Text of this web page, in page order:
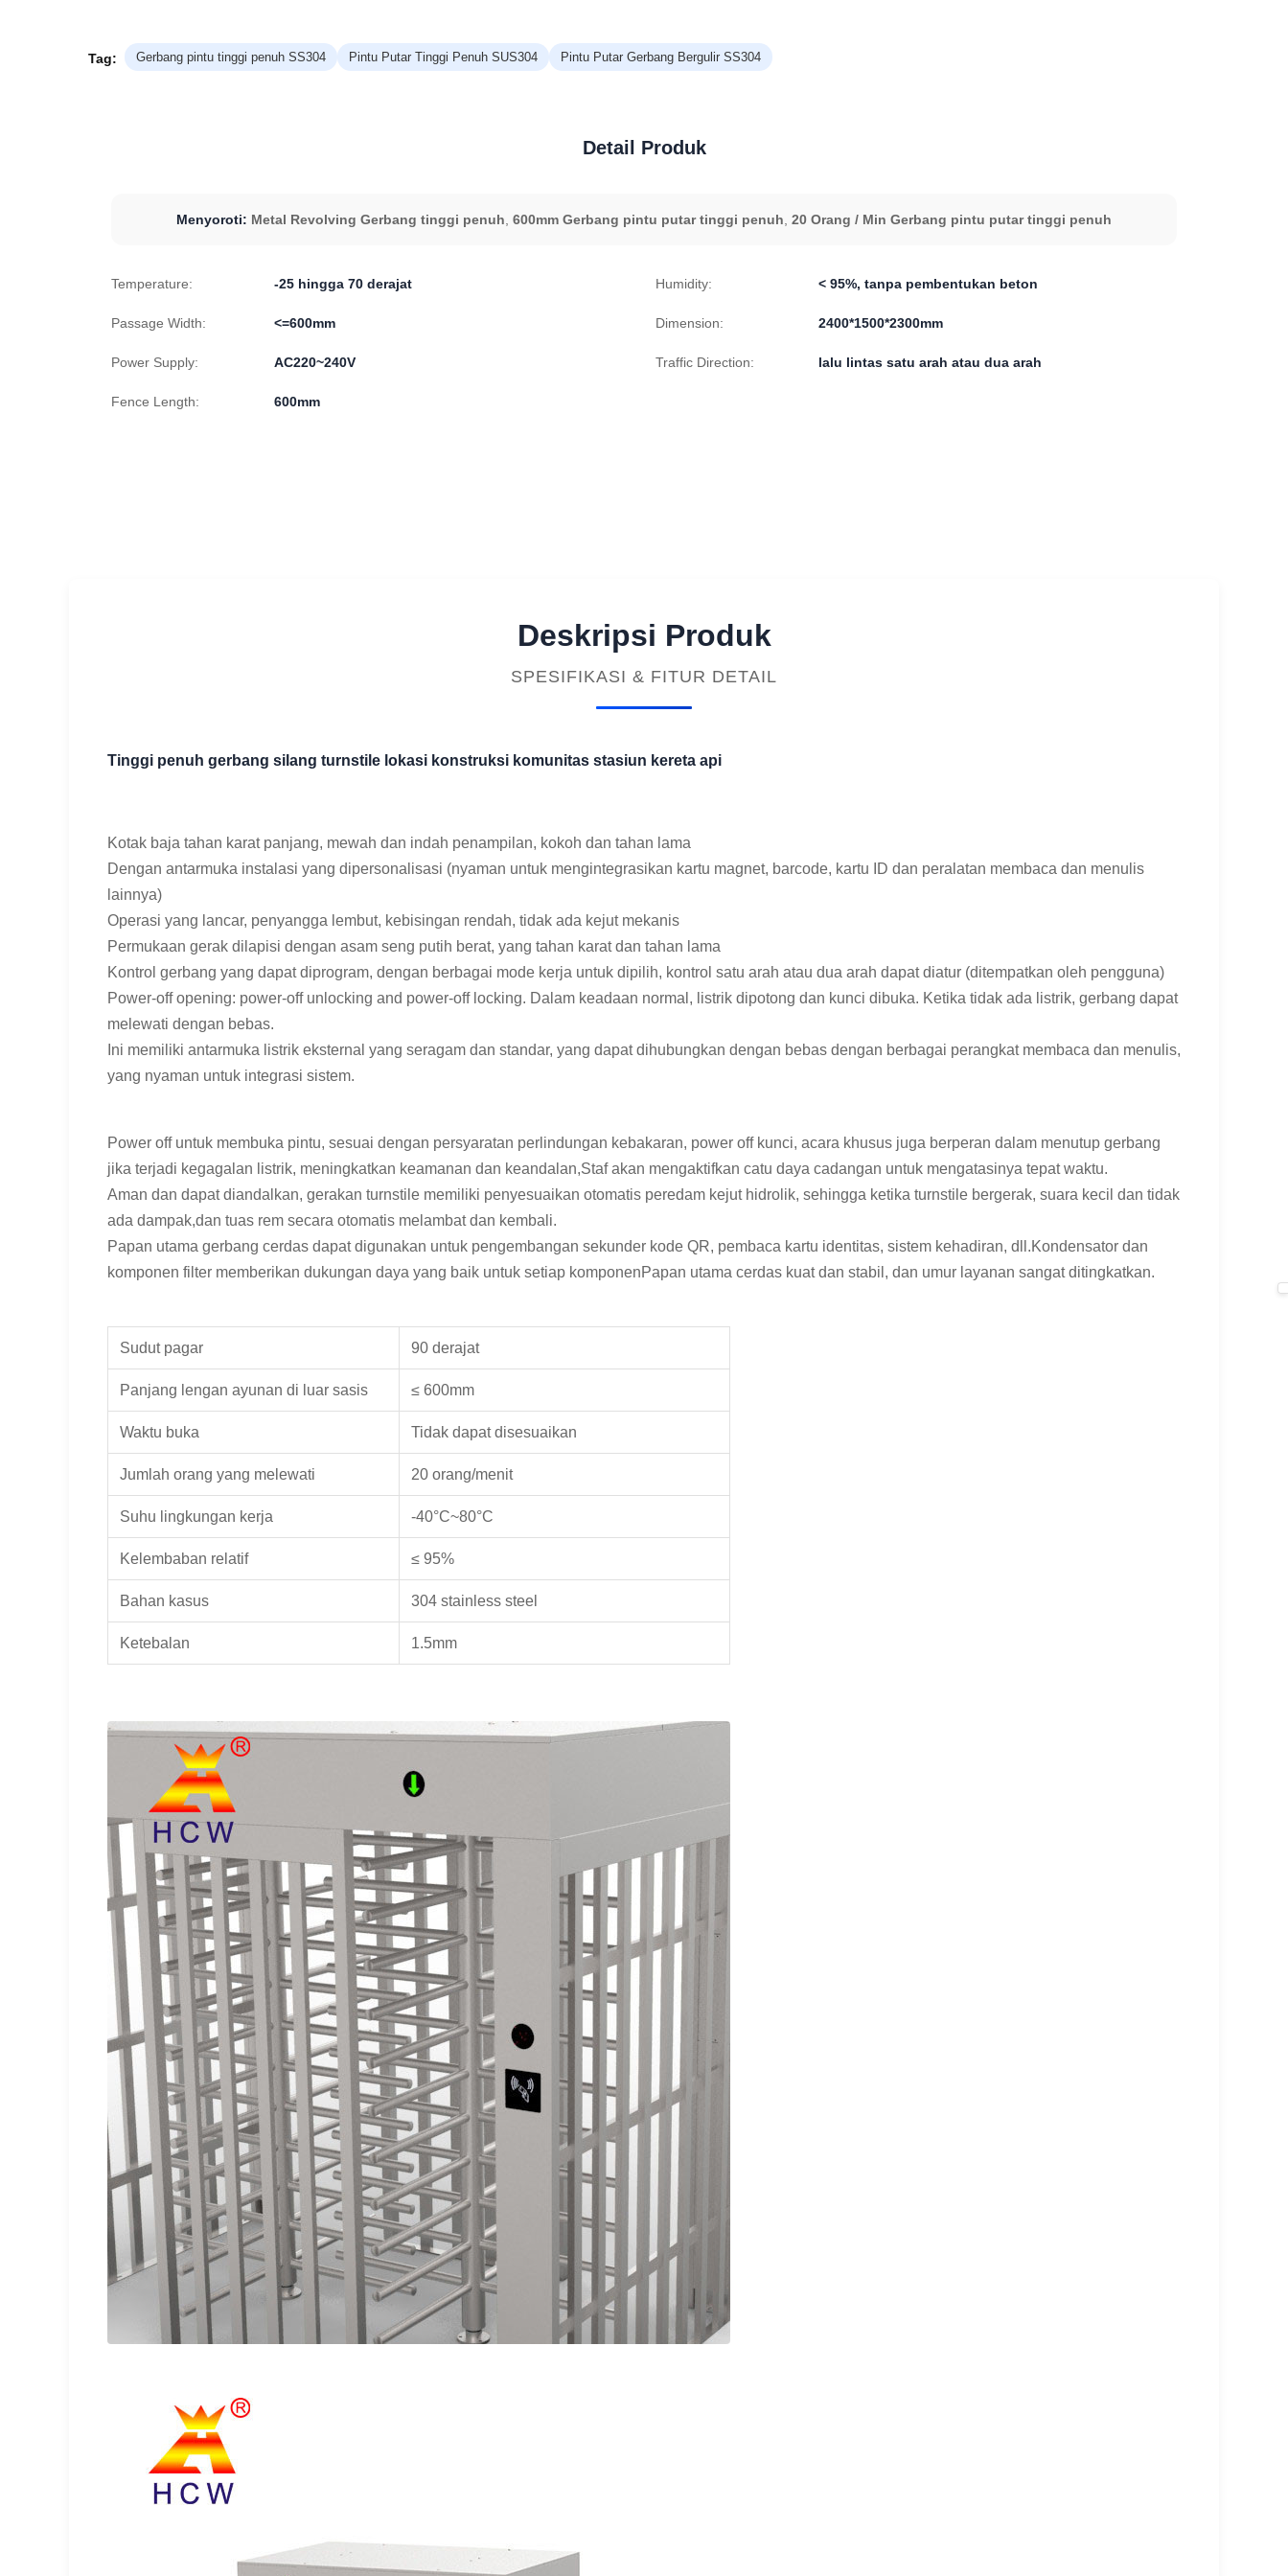
Tag: Gerbang pintu tinggi penuh SS304 Pintu Putar Tinggi Penuh SUS304 Pintu Putar Gerbang Bergulir SS304
Detail Produk
Menyoroti: Metal Revolving Gerbang tinggi penuh 600mm Gerbang pintu putar tinggi penuh 20 Orang / Min Gerbang pintu putar tinggi penuh
Temperature: -25 hingga 70 derajat Humidity: < 95%, tanpa pembentukan beton
Passage Width: <=600mm Dimension: 2400*1500*2300mm
Power Supply: AC220~240V Traffic Direction: lalu lintas satu arah atau dua arah
Fence Length: 600mm
Deskripsi Produk
SPESIFIKASI & FITUR DETAIL
Tinggi penuh gerbang silang turnstile lokasi konstruksi komunitas stasiun kereta api
Kotak baja tahan karat panjang, mewah dan indah penampilan, kokoh dan tahan lama
Dengan antarmuka instalasi yang dipersonalisasi (nyaman untuk mengintegrasikan kartu magnet, barcode, kartu ID dan peralatan membaca dan menulis
lainnya)
Operasi yang lancar, penyangga lembut, kebisingan rendah, tidak ada kejut mekanis
Permukaan gerak dilapisi dengan asam seng putih berat, yang tahan karat dan tahan lama
Kontrol gerbang yang dapat diprogram, dengan berbagai mode kerja untuk dipilih, kontrol satu arah atau dua arah dapat diatur (ditempatkan oleh pengguna)
Power-off opening: power-off unlocking and power-off locking. Dalam keadaan normal, listrik dipotong dan kunci dibuka. Ketika tidak ada listrik, gerbang dapat
melewati dengan bebas.
Ini memiliki antarmuka listrik eksternal yang seragam dan standar, yang dapat dihubungkan dengan bebas dengan berbagai perangkat membaca dan menulis,
yang nyaman untuk integrasi sistem.
Power off untuk membuka pintu, sesuai dengan persyaratan perlindungan kebakaran, power off kunci, acara khusus juga berperan dalam menutup gerbang
jika terjadi kegagalan listrik, meningkatkan keamanan dan keandalan,Staf akan mengaktifkan catu daya cadangan untuk mengatasinya tepat waktu.
Aman dan dapat diandalkan, gerakan turnstile memiliki penyesuaikan otomatis peredam kejut hidrolik, sehingga ketika turnstile bergerak, suara kecil dan tidak
ada dampak,dan tuas rem secara otomatis melambat dan kembali.
Papan utama gerbang cerdas dapat digunakan untuk pengembangan sekunder kode QR, pembaca kartu identitas, sistem kehadiran, dll.Kondensator dan
komponen filter memberikan dukungan daya yang baik untuk setiap komponenPapan utama cerdas kuat dan stabil, dan umur layanan sangat ditingkatkan.
Sudut pagar 90 derajat
Panjang lengan ayunan di luar sasis ≤ 600mm
Waktu buka Tidak dapat disesuaikan
Jumlah orang yang melewati 20 orang/menit
Suhu lingkungan kerja -40°C~80°C
Kelembaban relatif ≤ 95%
Bahan kasus 304 stainless steel
Ketebalan 1.5mm